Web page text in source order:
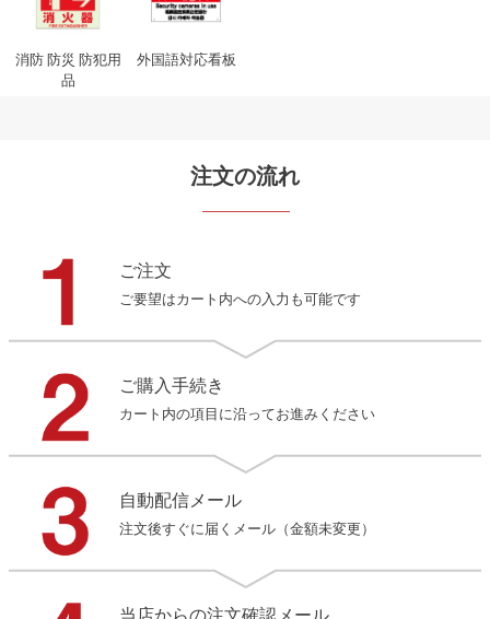
消防 防災 防犯用
品
外国語対応看板
注文の流れ
ご注文
ご要望はカート内への入力も可能です
ご購入手続き
カート内の項目に沿ってお進みください
自動配信メール
注文後すぐに届くメール（金額未変更）